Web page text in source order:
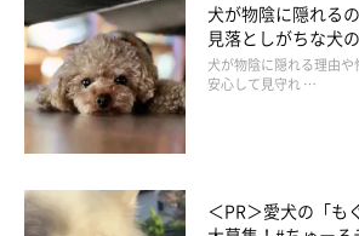
いかがでしたか？
犬が物陰に隠れる
見落としがちな犬
犬が物陰に隠れる理由や
安心して見守れ …
＜PR＞愛犬の「も